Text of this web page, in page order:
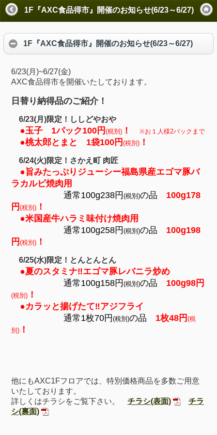
1F『AXC食品得市』開催のお知らせ(6/23～6/27)
1F『AXC食品得市』開催のお知らせ(6/23～6/27)
6/23(月)~6/27(金)
AXC食品得市を開催いたしております。
日替り納得品のご紹介！
6/23(月)限定！ししどやおや
●玉子 1パック100円 (税別) ！ ※お１人様2パックまで
●桃太郎とまと 1袋100円 (税別) ！
6/24(火)限定！さかえ町 肉匠
●旨みたっぷりジューシー福島県産エゴマ豚バ
ラカルビ焼肉用
通常100g238円(税別)の品 100g178
円 (税別) ！
●米国産牛ハラミ味付け焼肉用
通常100g258円(税別)の品 100g198
円 (税別) ！
6/25(水)限定！とんとんとん
●夏のスタミナ‼エゴマ豚レバニラ炒め
通常100g158円(税別)の品 100g98円
(税別) ！
●カラッと揚げたて‼アジフライ
通常1枚70円(税別)の品 1枚48円 (税
別) ！
他にもAXC1Fフロアでは、特別価格商品を多数ご用意
いたしております。
詳しくはチラシをご覧下さい。 チラシ(表面)
チラ
シ(裏面)